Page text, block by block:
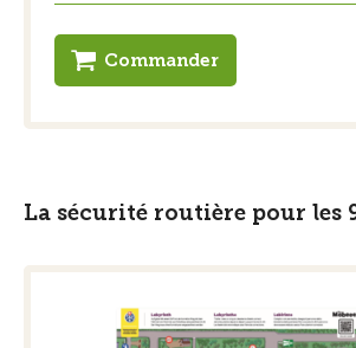
Commander
La sécurité routière pour les